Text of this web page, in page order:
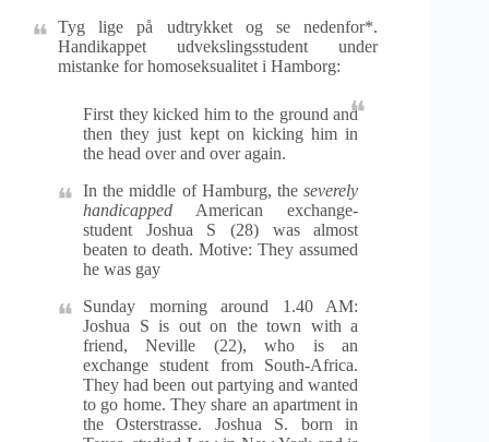
Tyg lige på udtrykket og se nedenfor*.
Handikappet udvekslingsstudent under
mistanke for homoseksualitet i Hamborg:
First they kicked him to the ground and
then they just kept on kicking him in
the head over and over again.
In the middle of Hamburg, theseverely
handicapped American exchange-
student Joshua S (28) was almost
beaten to death. Motive: They assumed
he was gay
Sunday morning around 1.40 AM:
Joshua S is out on the town with a
friend, Neville (22), who is an
exchange student from South-Africa.
They had been out partying and wanted
to go home. They share an apartment in
the Osterstrasse. Joshua S. born in